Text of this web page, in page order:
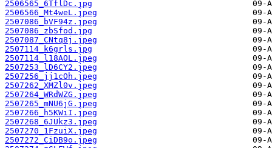
2506565_6TflDc.jpg
2506566_Mt4weL.jpeg
2507086_bVF94z.jpeg
2507086_zbSfod.jpg
2507087_CNtq8j.jpeg
2507114_k6grls.jpg
2507114_l18AOL.jpeg
2507253_lD6CY2.jpeg
2507256_jj1cOh.jpeg
2507262_XMZl0v.jpeg
2507264_WRdWZG.jpeg
2507265_mNU6jG.jpeg
2507266_h5KWiI.jpeg
2507268_6JUkz3.jpeg
2507270_1FzuiX.jpeg
2507272_CiDB9o.jpeg